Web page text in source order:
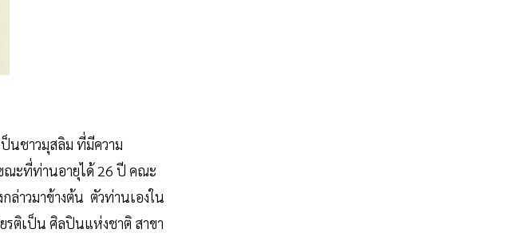
นชาวมุสลิม ที่มีความ
ณะที่ท่านอายุได้ 26 ปี คณะ
ล่าวมาข้างต้น ตัวท่านเองใน
รติเป็น ศิลปินแห่งชาติ สาขา